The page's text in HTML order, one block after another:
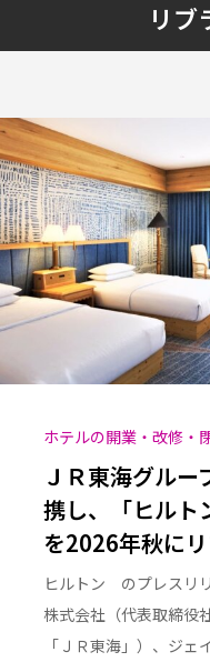
リブ
ホテルの開業・改修・
ＪＲ東海グルー
携し、「ヒルト
を2026年秋に
ヒルトン のプレスリ
株式会社（代表取締
「ＪＲ東海」）、ジェ